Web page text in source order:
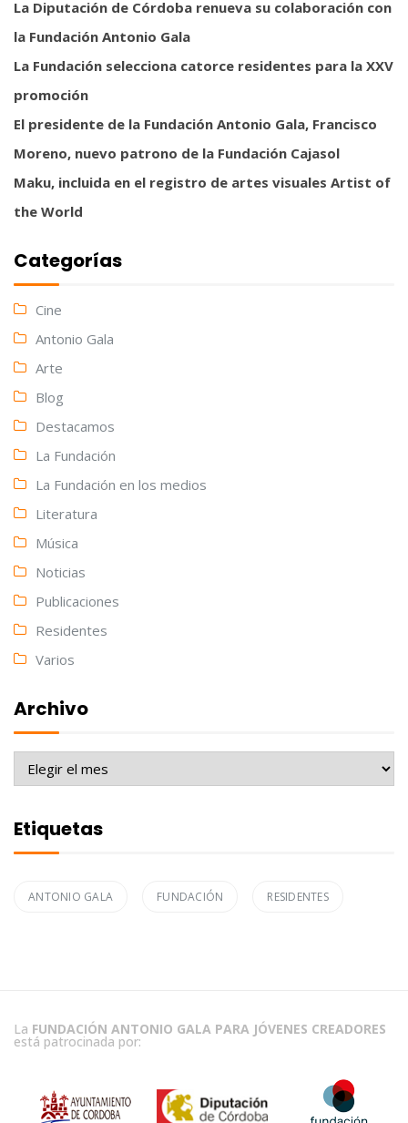
La Diputación de Córdoba renueva su colaboración con
la Fundación Antonio Gala
La Fundación selecciona catorce residentes para la XXV
promoción
El presidente de la Fundación Antonio Gala, Francisco
Moreno, nuevo patrono de la Fundación Cajasol
Maku, incluida en el registro de artes visuales Artist of
the World
Categorías
Cine
Antonio Gala
Arte
Blog
Destacamos
La Fundación
La Fundación en los medios
Literatura
Música
Noticias
Publicaciones
Residentes
Varios
Archivo
Archivo
Etiquetas
ANTONIO GALA FUNDACIÓN RESIDENTES
La FUNDACIÓN ANTONIO GALA PARA JÓVENES CREADORES
está patrocinada por: